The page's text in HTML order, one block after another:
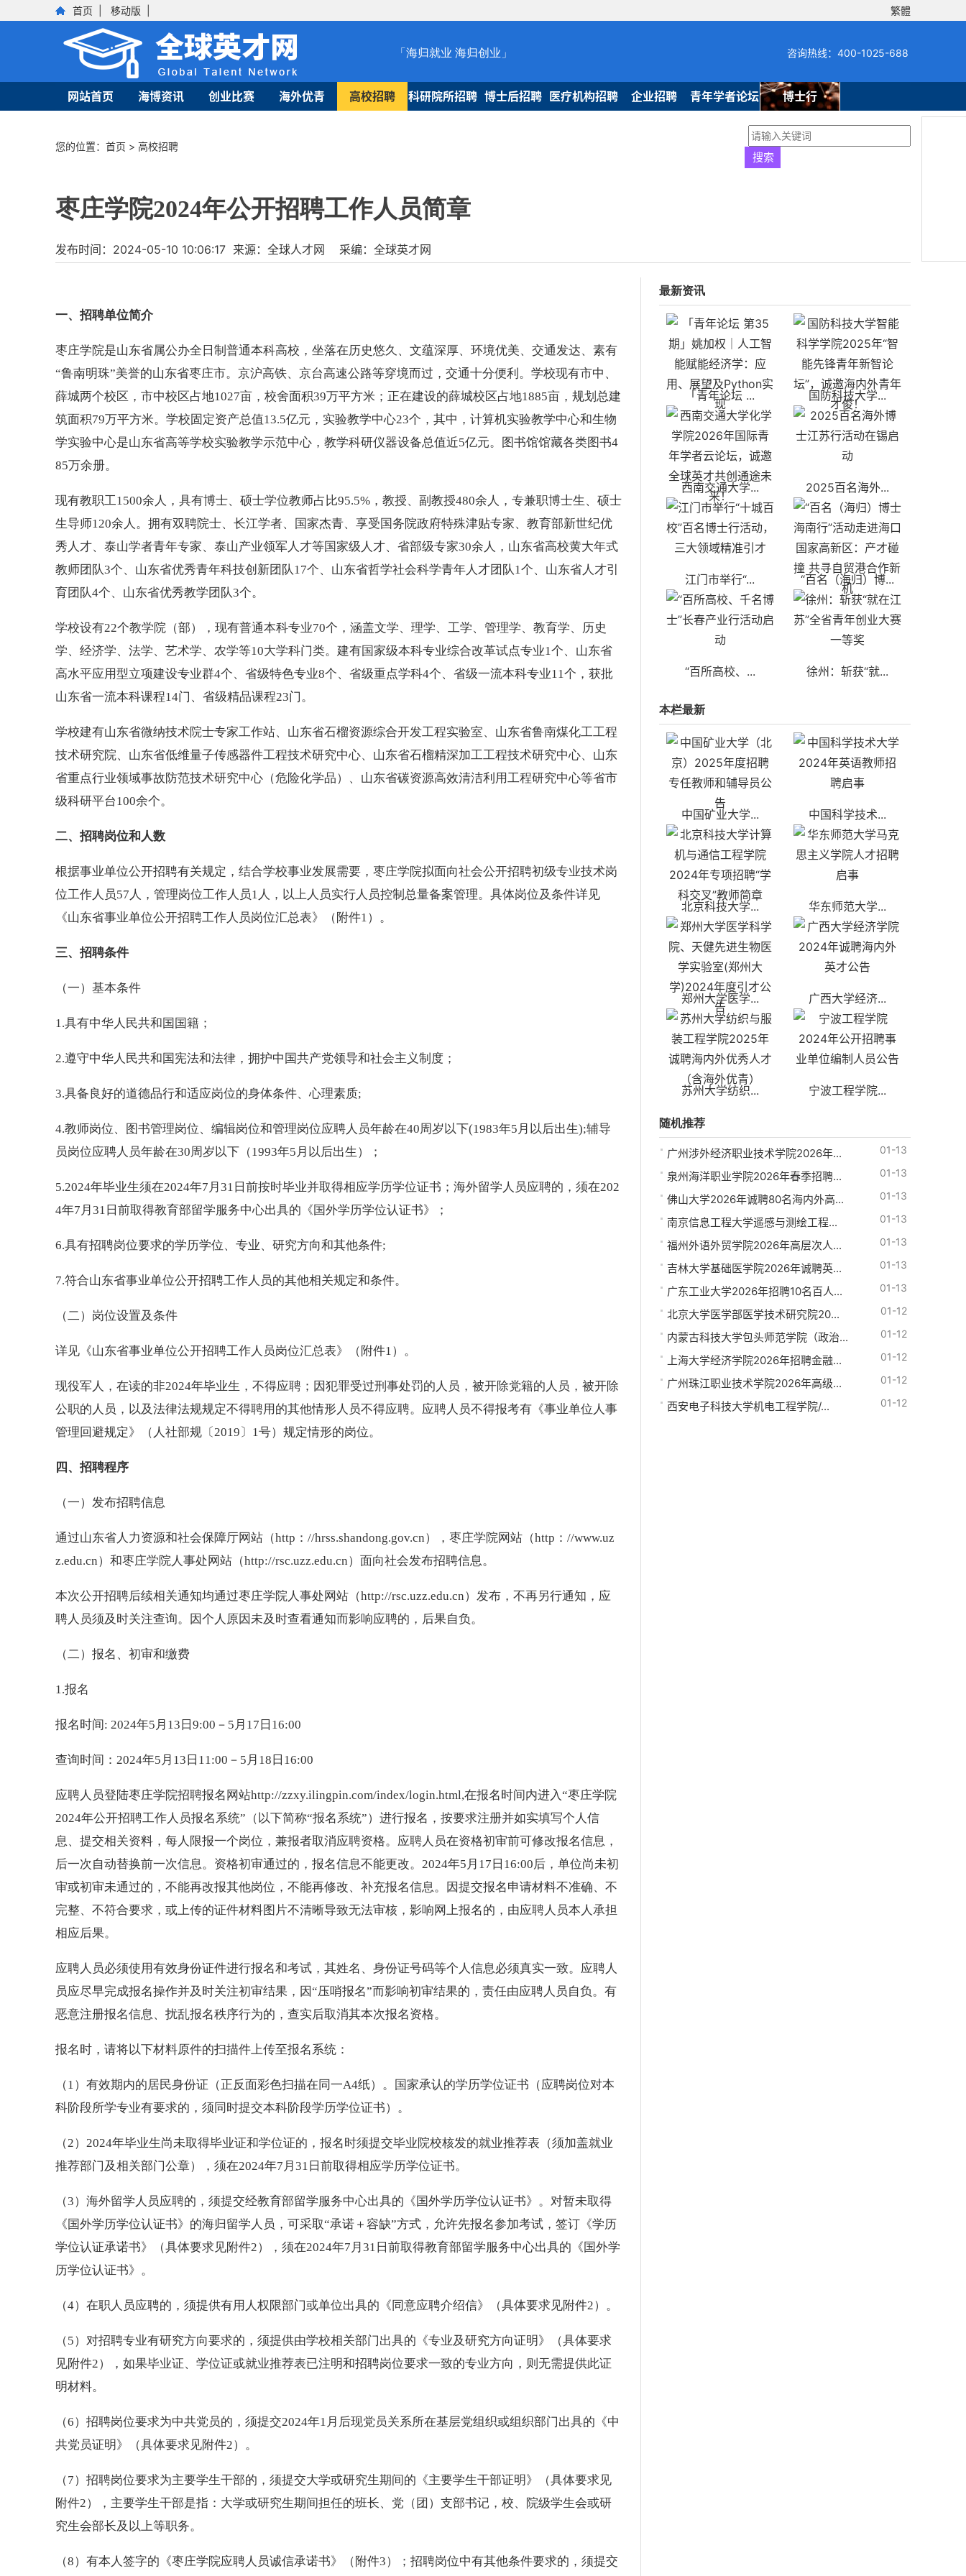
繁體
首页 移动版
「海归就业 海归创业」 咨询热线：400-1025-688
网站首页 海博资讯 创业比赛 海外优青 高校招聘 科研院所招聘 博士后招聘 医疗机构招聘 企业招聘 青年学者论坛 博士行
您的位置： 首页 > 高校招聘
枣庄学院2024年公开招聘工作人员简章
发布时间：2024-05-10 10:06:17 来源：全球人才网 采编：全球英才网
一、招聘单位简介
枣庄学院是山东省属公办全日制普通本科高校，坐落在历史悠久、文蕴深厚、环境优美、交通发达、素有
“鲁南明珠”美誉的山东省枣庄市。京沪高铁、京台高速公路等穿境而过，交通十分便利。学校现有市中、
薛城两个校区，市中校区占地1027亩，校舍面积39万平方米；正在建设的薛城校区占地1885亩，规划总建
筑面积79万平方米。学校固定资产总值13.5亿元，实验教学中心23个，其中，计算机实验教学中心和生物
学实验中心是山东省高等学校实验教学示范中心，教学科研仪器设备总值近5亿元。图书馆馆藏各类图书4
85万余册。
现有教职工1500余人，具有博士、硕士学位教师占比95.5%，教授、副教授480余人，专兼职博士生、硕士
生导师120余人。拥有双聘院士、长江学者、国家杰青、享受国务院政府特殊津贴专家、教育部新世纪优
秀人才、泰山学者青年专家、泰山产业领军人才等国家级人才、省部级专家30余人，山东省高校黄大年式
教师团队3个、山东省优秀青年科技创新团队17个、山东省哲学社会科学青年人才团队1个、山东省人才引
育团队4个、山东省优秀教学团队3个。
学校设有22个教学院（部），现有普通本科专业70个，涵盖文学、理学、工学、管理学、教育学、历史
学、经济学、法学、艺术学、农学等10大学科门类。建有国家级本科专业综合改革试点专业1个、山东省
高水平应用型立项建设专业群4个、省级特色专业8个、省级重点学科4个、省级一流本科专业11个，获批
山东省一流本科课程14门、省级精品课程23门。
学校建有山东省微纳技术院士专家工作站、山东省石榴资源综合开发工程实验室、山东省鲁南煤化工工程
技术研究院、山东省低维量子传感器件工程技术研究中心、山东省石榴精深加工工程技术研究中心、山东
省重点行业领域事故防范技术研究中心（危险化学品）、山东省碳资源高效清洁利用工程研究中心等省市
级科研平台100余个。
二、招聘岗位和人数
根据事业单位公开招聘有关规定，结合学校事业发展需要，枣庄学院拟面向社会公开招聘初级专业技术岗
位工作人员57人，管理岗位工作人员1人，以上人员实行人员控制总量备案管理。具体岗位及条件详见
《山东省事业单位公开招聘工作人员岗位汇总表》（附件1）。
三、招聘条件
（一）基本条件
1.具有中华人民共和国国籍；
2.遵守中华人民共和国宪法和法律，拥护中国共产党领导和社会主义制度；
3.具备良好的道德品行和适应岗位的身体条件、心理素质;
4.教师岗位、图书管理岗位、编辑岗位和管理岗位应聘人员年龄在40周岁以下(1983年5月以后出生);辅导
员岗位应聘人员年龄在30周岁以下（1993年5月以后出生）；
5.2024年毕业生须在2024年7月31日前按时毕业并取得相应学历学位证书；海外留学人员应聘的，须在202
4年7月31日前取得教育部留学服务中心出具的《国外学历学位认证书》；
6.具有招聘岗位要求的学历学位、专业、研究方向和其他条件;
7.符合山东省事业单位公开招聘工作人员的其他相关规定和条件。
（二）岗位设置及条件
详见《山东省事业单位公开招聘工作人员岗位汇总表》（附件1）。
现役军人，在读的非2024年毕业生，不得应聘；因犯罪受过刑事处罚的人员，被开除党籍的人员，被开除
公职的人员，以及法律法规规定不得聘用的其他情形人员不得应聘。应聘人员不得报考有《事业单位人事
管理回避规定》（人社部规〔2019〕1号）规定情形的岗位。
四、招聘程序
（一）发布招聘信息
通过山东省人力资源和社会保障厅网站（http：//hrss.shandong.gov.cn），枣庄学院网站（http：//www.uz
z.edu.cn）和枣庄学院人事处网站（http://rsc.uzz.edu.cn）面向社会发布招聘信息。
本次公开招聘后续相关通知均通过枣庄学院人事处网站（http://rsc.uzz.edu.cn）发布，不再另行通知，应
聘人员须及时关注查询。因个人原因未及时查看通知而影响应聘的，后果自负。
（二）报名、初审和缴费
1.报名
报名时间: 2024年5月13日9:00－5月17日16:00
查询时间：2024年5月13日11:00－5月18日16:00
应聘人员登陆枣庄学院招聘报名网站http://zzxy.ilingpin.com/index/login.html,在报名时间内进入“枣庄学院
2024年公开招聘工作人员报名系统”（以下简称“报名系统”）进行报名，按要求注册并如实填写个人信
息、提交相关资料，每人限报一个岗位，兼报者取消应聘资格。应聘人员在资格初审前可修改报名信息，
后一次自动替换前一次信息。资格初审通过的，报名信息不能更改。2024年5月17日16:00后，单位尚未初
审或初审未通过的，不能再改报其他岗位，不能再修改、补充报名信息。因提交报名申请材料不准确、不
完整、不符合要求，或上传的证件材料图片不清晰导致无法审核，影响网上报名的，由应聘人员本人承担
相应后果。
应聘人员必须使用有效身份证件进行报名和考试，其姓名、身份证号码等个人信息必须真实一致。应聘人
员应尽早完成报名操作并及时关注初审结果，因“压哨报名”而影响初审结果的，责任由应聘人员自负。有
恶意注册报名信息、扰乱报名秩序行为的，查实后取消其本次报名资格。
报名时，请将以下材料原件的扫描件上传至报名系统：
（1）有效期内的居民身份证（正反面彩色扫描在同一A4纸）。国家承认的学历学位证书（应聘岗位对本
科阶段所学专业有要求的，须同时提交本科阶段学历学位证书）。
（2）2024年毕业生尚未取得毕业证和学位证的，报名时须提交毕业院校核发的就业推荐表（须加盖就业
推荐部门及相关部门公章），须在2024年7月31日前取得相应学历学位证书。
（3）海外留学人员应聘的，须提交经教育部留学服务中心出具的《国外学历学位认证书》。对暂未取得
《国外学历学位认证书》的海归留学人员，可采取“承诺＋容缺”方式，允许先报名参加考试，签订《学历
学位认证承诺书》（具体要求见附件2），须在2024年7月31日前取得教育部留学服务中心出具的《国外学
历学位认证书》。
（4）在职人员应聘的，须提供有用人权限部门或单位出具的《同意应聘介绍信》（具体要求见附件2）。
（5）对招聘专业有研究方向要求的，须提供由学校相关部门出具的《专业及研究方向证明》（具体要求
见附件2），如果毕业证、学位证或就业推荐表已注明和招聘岗位要求一致的专业方向，则无需提供此证
明材料。
（6）招聘岗位要求为中共党员的，须提交2024年1月后现党员关系所在基层党组织或组织部门出具的《中
共党员证明》（具体要求见附件2）。
（7）招聘岗位要求为主要学生干部的，须提交大学或研究生期间的《主要学生干部证明》（具体要求见
附件2），主要学生干部是指：大学或研究生期间担任的班长、党（团）支部书记，校、院级学生会或研
究生会部长及以上等职务。
（8）有本人签字的《枣庄学院应聘人员诚信承诺书》（附件3）；招聘岗位中有其他条件要求的，须提交
最新资讯
「青年论坛 ... 国防科技大学...
西南交通大学... 2025百名海外...
江门市举行“... “百名（海归）博...
“百所高校、... 徐州：斩获“就...
本栏最新
中国矿业大学... 中国科学技术...
北京科技大学... 华东师范大学...
郑州大学医学... 广西大学经济...
苏州大学纺织... 宁波工程学院...
随机推荐
01-13
广州涉外经济职业技术学院2026年...
01-13
泉州海洋职业学院2026年春季招聘...
01-13
佛山大学2026年诚聘80名海内外高...
01-13
南京信息工程大学遥感与测绘工程...
01-13
福州外语外贸学院2026年高层次人...
01-13
吉林大学基础医学院2026年诚聘英...
01-13
广东工业大学2026年招聘10名百人...
01-12
北京大学医学部医学技术研究院20...
01-12
内蒙古科技大学包头师范学院（政治...
01-12
上海大学经济学院2026年招聘金融...
01-12
广州珠江职业技术学院2026年高级...
01-12
西安电子科技大学机电工程学院/...